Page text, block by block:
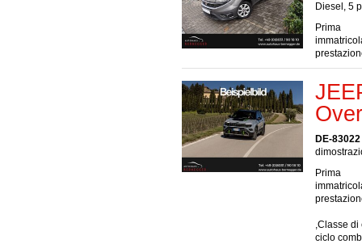
Diesel, 5
Prima
DE-
Prima
,Classe di
ciclo